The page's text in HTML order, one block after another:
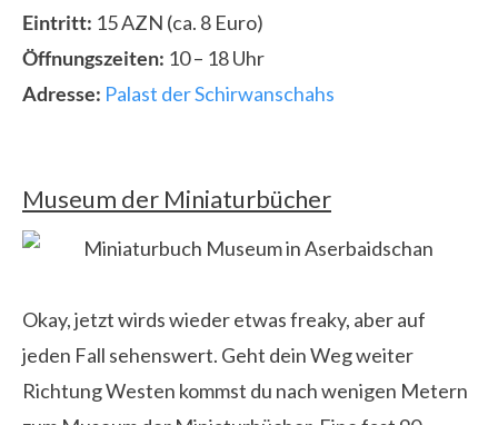
Eintritt: 15 AZN (ca. 8 Euro)
Öffnungszeiten: 10 – 18 Uhr
Adresse: Palast der Schirwanschahs
Museum der Miniaturbücher
Okay, jetzt wirds wieder etwas freaky, aber auf
jeden Fall sehenswert. Geht dein Weg weiter
Richtung Westen kommst du nach wenigen Metern